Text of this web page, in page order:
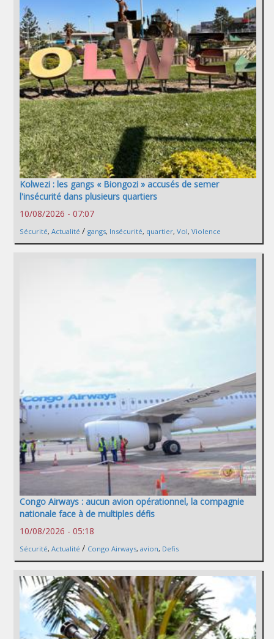
Kolwezi : les gangs « Biongozi » accusés de semer
l'insécurité dans plusieurs quartiers
10/08/2026 - 07:07
Sécurité, Actualité / gangs, Insécurité, quartier, Vol, Violence
Congo Airways : aucun avion opérationnel, la compagnie
nationale face à de multiples défis
10/08/2026 - 05:18
Sécurité, Actualité / Congo Airways, avion, Defis